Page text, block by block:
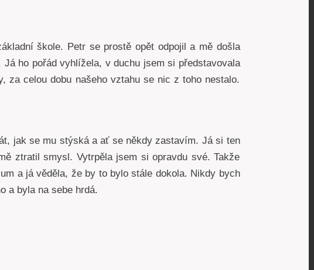
škole. Petr se prostě opět odpojil a mě došla
ho pořád vyhlížela, v duchu jsem si představovala
celou dobu našeho vztahu se nic z toho nestalo.
jak se mu stýská a ať se někdy zastavím. Já si ten
ztratil smysl. Vytrpěla jsem si opravdu své. Takže
a já věděla, že by to bylo stále dokola. Nikdy bych
a byla na sebe hrdá.